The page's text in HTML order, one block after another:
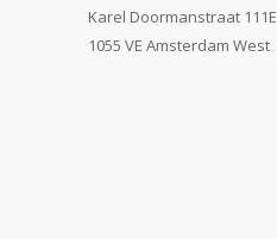
Karel Doormanstraat 111E
1055 VE Amsterdam West